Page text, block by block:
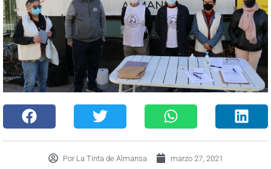
PorLa Tinta de Almansa
marzo 27, 2021